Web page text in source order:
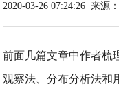
2020-03-26 07:24:26 来源：
前面几篇文章中作者梳
观察法、分布分析法和